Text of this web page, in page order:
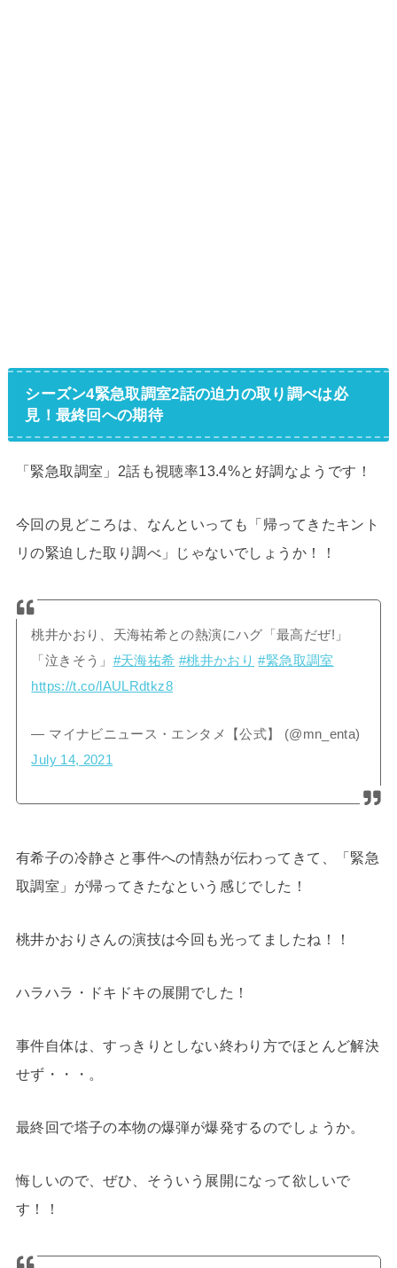
シーズン4緊急取調室2話の迫力の取り調べは必
見！最終回への期待
「緊急取調室」2話も視聴率13.4%と好調なようです！
今回の見どころは、なんといっても「帰ってきたキント
リの緊迫した取り調べ」じゃないでしょうか！！
桃井かおり、天海祐希との熱演にハグ「最高だぜ!」
「泣きそう」 #天海祐希 #桃井かおり #緊急取調室
https://t.co/lAULRdtkz8
— マイナビニュース・エンタメ【公式】 (@mn_enta)
July 14, 2021
有希子の冷静さと事件への情熱が伝わってきて、「緊急
取調室」が帰ってきたなという感じでした！
桃井かおりさんの演技は今回も光ってましたね！！
ハラハラ・ドキドキの展開でした！
事件自体は、すっきりとしない終わり方でほとんど解決
せず・・・。
最終回で塔子の本物の爆弾が爆発するのでしょうか。
悔しいので、ぜひ、そういう展開になって欲しいで
す！！